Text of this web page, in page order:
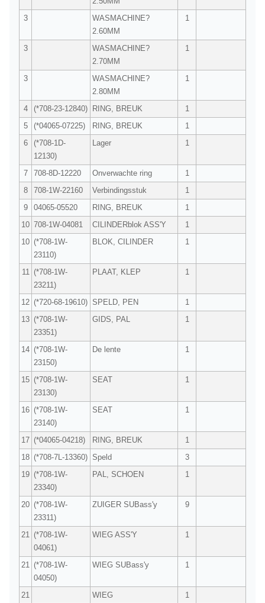
3
WASMACHINE?
2.60MM
1
3
WASMACHINE?
2.70MM
1
3
WASMACHINE?
2.80MM
1
4 (*708-23-12840) RING, BREUK
1
5
(*04065-07225) RING, BREUK
1
6
(*708-1D-
12130)
Lager 1
7 708-8D-12220 Onverwachte ring
1
8
708-1W-22160 Verbindingsstuk
1
9
04065-05520 RING, BREUK
1
10 708-1W-04081 CILINDERblok ASS'Y
1
10 (*708-1W-
23110)
BLOK, CILINDER 1
11 (*708-1W-
23211)
PLAAT, KLEP 1
12 (*720-68-19610) SPELD, PEN
1
13 (*708-1W-
23351)
GIDS, PAL 1
14 (*708-1W-
23150)
De lente 1
15 (*708-1W-
23130)
SEAT 1
16 (*708-1W-
23140)
SEAT 1
17 (*04065-04218) RING, BREUK
1
18 (*708-7L-13360) Speld
3
19 (*708-1W-
23340)
PAL, SCHOEN 1
20 (*708-1W-
23311)
ZUIGER SUBass'y 9
21 (*708-1W-
04061)
WIEG ASS'Y 1
21 (*708-1W-
04050)
WIEG SUBass'y 1
21 WIEG
1